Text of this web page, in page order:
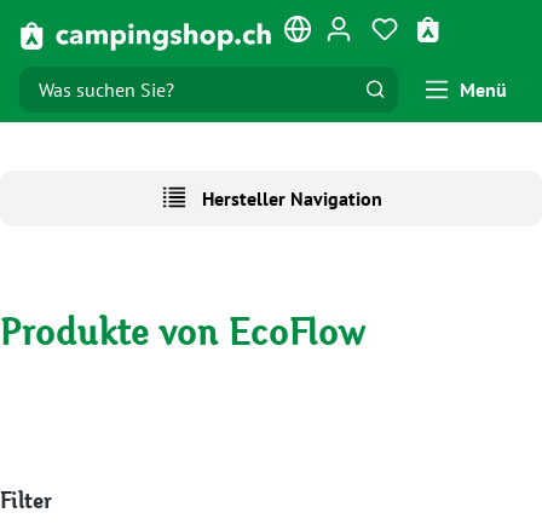
Zum Hauptinhalt springen Du hast 0
Menü
Hersteller Navigation
Produkte von EcoFlow
Filter